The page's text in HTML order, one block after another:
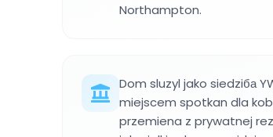
Northampton.
Dom sluzyl jako siedziба
miejscem spotkan dla
przemiena z prywatnej